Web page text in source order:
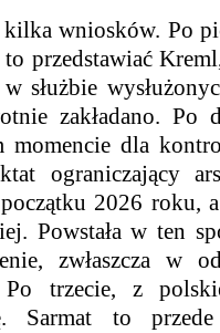
wniosków. Po
przedstawiać
służbie
zakładano.
momencie dla
ograniczający
2026 roku,
Powstała w ten
zwłaszcza w
trzecie, z
Sarmat to